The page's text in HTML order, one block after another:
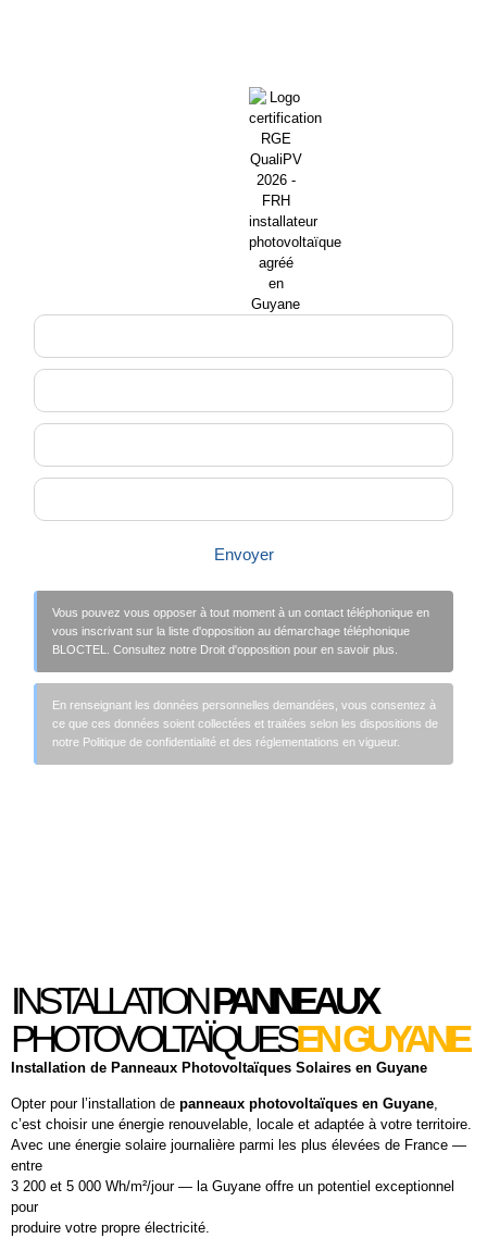
Envoyer
Vous pouvez vous opposer à tout moment à un contact téléphonique en
vous inscrivant sur la liste d'opposition au démarchage téléphonique
BLOCTEL. Consultez notre Droit d'opposition pour en savoir plus.
En renseignant les données personnelles demandées, vous consentez à
ce que ces données soient collectées et traitées selon les dispositions de
notre Politique de confidentialité et des réglementations en vigueur.
INSTALLATIONPANNEAUX
PHOTOVOLTAÏQUESEN GUYANE
Installation de Panneaux Photovoltaïques Solaires en Guyane
Opter pour l’installation de panneaux photovoltaïques en Guyane,
c’est choisir une énergie renouvelable, locale et adaptée à votre territoire.
Avec une énergie solaire journalière parmi les plus élevées de France —
entre
3 200 et 5 000 Wh/m²/jour — la Guyane offre un potentiel exceptionnel
pour
produire votre propre électricité.